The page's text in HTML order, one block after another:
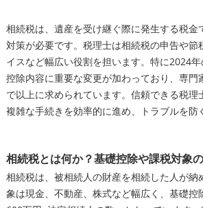
相続税は、遺産を受け継ぐ際に発生する税金
対策が必要です。税理士は相続税の申告や節
イスなど幅広い役割を担います。特に2024
控除内容に重要な変更が加わっており、専門
で以上に求められています。信頼できる税理
複雑な手続きを効率的に進め、トラブルを防
相続税とは何か？基礎控除や課税対象
相続税は、被相続人の財産を相続した人が納
象は現金、不動産、株式など幅広く、基礎控